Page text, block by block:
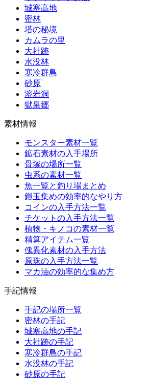
城塞高地
密林
塔の秘境
カムラの里
大社跡
水没林
寒冷群島
砂原
溶岩洞
獄泉郷
素材情報
モンスター素材一覧
鉱石素材の入手場所
骨塚の場所一覧
虫系の素材一覧
魚一覧と釣り場まとめ
鎧玉集めの効率的なやり方
コインの入手方法一覧
チケットの入手方法一覧
植物・キノコの素材一覧
精算アイテム一覧
傀異化素材の入手方法
原珠の入手方法一覧
マカ油の効率的な集め方
手記情報
手記の場所一覧
密林の手記
城塞高地の手記
大社跡の手記
寒冷群島の手記
水没林の手記
砂原の手記